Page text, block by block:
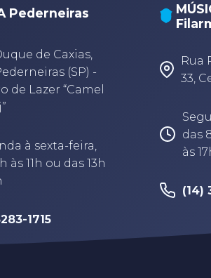
Pederneiras
de Caxias,
(SP) -
de Lazer “Camel
à sexta-feira,
às 11h ou das 13h
1715
Rua
33,
das
às
(14)